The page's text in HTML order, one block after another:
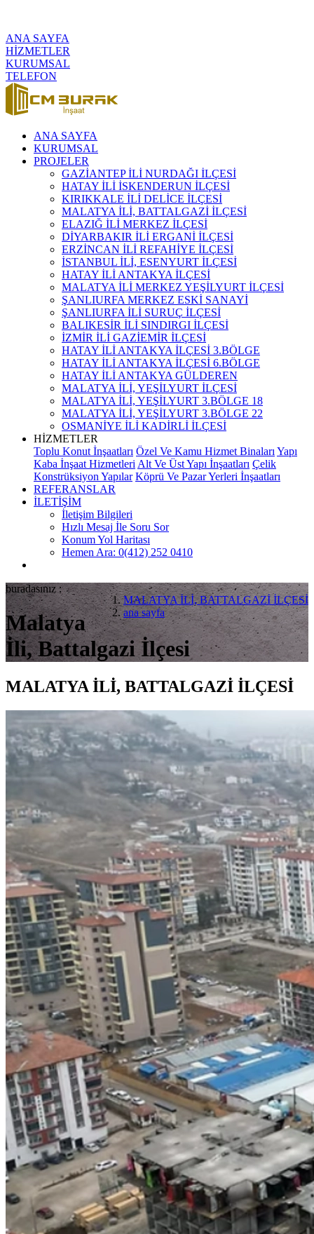
ANA SAYFA
HİZMETLER
KURUMSAL
TELEFON
ANA SAYFA
KURUMSAL
PROJELER
GAZİANTEP İLİ NURDAĞI İLÇESİ
HATAY İLİ İSKENDERUN İLÇESİ
KIRIKKALE İLİ DELİCE İLÇESİ
MALATYA İLİ, BATTALGAZİ İLÇESİ
ELAZIĞ İLİ MERKEZ İLÇESİ
DİYARBAKIR İLİ ERGANİ İLÇESİ
ERZİNCAN İLİ REFAHİYE İLÇESİ
İSTANBUL İLİ, ESENYURT İLÇESİ
HATAY İLİ ANTAKYA İLÇESİ
MALATYA İLİ MERKEZ YEŞİLYURT İLÇESİ
ŞANLIURFA MERKEZ ESKİ SANAYİ
ŞANLIURFA İLİ SURUÇ İLÇESİ
BALIKESİR İLİ SINDIRGI İLÇESİ
İZMİR İLİ GAZİEMİR İLÇESİ
HATAY İLİ ANTAKYA İLÇESİ 3.BÖLGE
HATAY İLİ ANTAKYA İLÇESİ 6.BÖLGE
HATAY İLİ ANTAKYA GÜLDEREN
MALATYA İLİ, YEŞİLYURT İLÇESİ
MALATYA İLİ, YEŞİLYURT 3.BÖLGE 18
MALATYA İLİ, YEŞİLYURT 3.BÖLGE 22
OSMANİYE İLİ KADİRLİ İLÇESİ
HİZMETLER
Toplu Konut İnşaatları Özel Ve Kamu Hizmet Binaları Yapı
Kaba İnşaat Hizmetleri Alt Ve Üst Yapı İnşaatları Çelik
Konstrüksiyon Yapılar Köprü Ve Pazar Yerleri İnşaatları
REFERANSLAR
İLETİŞİM
İletişim Bilgileri
Hızlı Mesaj İle Soru Sor
Konum Yol Haritası
Hemen Ara: 0(412) 252 0410
buradasınız :
MALATYA İLİ, BATTALGAZİ İLÇESİ
ana sayfa
Malatya
İli, Battalgazi İlçesi
MALATYA İLİ, BATTALGAZİ İLÇESİ